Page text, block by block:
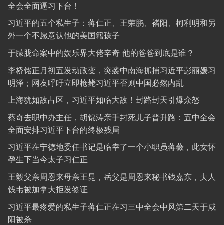
全会全面逼习下台！
习近平的五个私生子：蒋仁正、王荣鹏、褚阳、柯利明和另
外一个不愿意认他的美国籍孩子
于朦胧命案中的娱乐界大佬辛奇 他的爸爸到底是谁？
李桥铭正月初五发动政变，突袭中南海抓捕习近平彭丽媛习
明泽；网友呼吁立即枪毙习近平否则中国必然内乱
上海犹如敌占区，习近平如临大敌！封路封天引爆众怒
蔡奇去职中办主任，胡锦涛亲手封死儿子晋升路：五中全会
全面安排习近平下台的终极残局
习近平在宁德地委任书记是临幸了一个小职员蒋薇，此女怀
孕生下当今太子习仁正
王毅父亲周恩来母亲王昆，岳父是周恩来秘书钱嘉东，夫人
钱韦被加拿大拒发签证
习近平最疼爱的私生子蒋仁正在习三中全会中风第二天于咸
阳被杀